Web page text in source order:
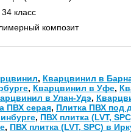
34 класс
композит
, Кварцвинил в
, Кварцвинил в Уфе,
в Улан-Удэ,
ПВХ серая, Плитка ПВХ под
, ПВХ плитка (LVT,
, ПВХ плитка (LVT, SPC) в